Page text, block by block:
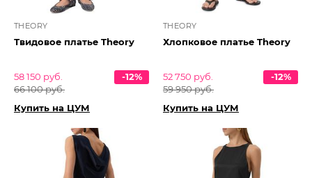
THEORY
Твидовое платье Theory
58 150 руб.
66 100 руб.
-12%
Купить на ЦУМ
THEORY
Хлопковое платье Theory
52 750 руб.
59 950 руб.
-12%
Купить на ЦУМ